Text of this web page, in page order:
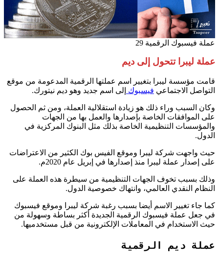
عملة فيسبوك الرقمية 29
عملة ليبرا تتحول إلى ديم
قامت مؤسسة ليبرا بتغيير اسم عملتها الرقمية المدعومة من موقع
التواصل الاجتماعي فيسبوك إلى اسم جديد وهو ديم نيتورك.
وكان السبب وراء ذلك هو زيادة استقلالية العملة، ومن ثم الحصول
على الموافقات الخاصة بإصدارها والعمل بها من الجهات
والمؤسسات التنظيمية الخاصة بذلك مثل البنوك المركزية في
الدول.
حيث واجهت شركة ليبرا وموقع الفيس بوك الكثير من الاعتراضات
على إصدار عملة ليبرا منذ إصدارها في إبريل عام 2020م.
وذلك بسبب تخوف الجهات التنظيمية من سيطرة هذه العملة على
النظام النقدي العالمي، وانتهاك خصوصية الدول.
كما جاء تغيير الاسم أيضا بسبب رغبة شركة ليبرا وموقع فيسبوك
في جعل عملة فيسبوك الرقمية الجديدة أكثر بساطة وسهولة من
حيث الاستخدام في المعاملات الإلكترونية من قبل مستخدميها.
عملة ديم الرقمية